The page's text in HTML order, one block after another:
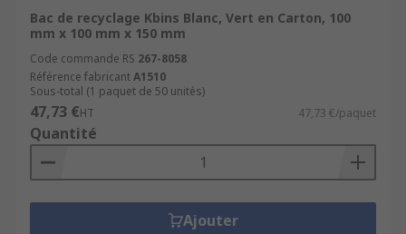
Bac de recyclage Kbins Blanc, Vert en Carton, 100
mm x 100 mm x 150 mm
Code commande RS 267-8058
Référence fabricantA1510
Sous-total (1 paquet de 50 unités)
47,73 €HT 47,73 €/paquet
Quantité
Ajouter